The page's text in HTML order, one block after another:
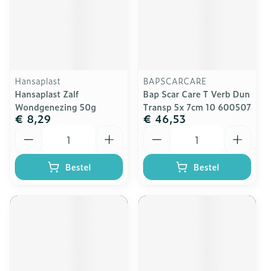
Hansaplast
Hansaplast Zalf
Wondgenezing 50g
€ 8,29
Bestel
BAPSCARCARE
Bap Scar Care T Verb Dun
Transp 5x 7cm 10 600507
€ 46,53
Bestel